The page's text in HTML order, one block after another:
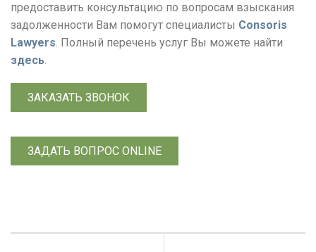
предоставить консультацию по вопросам взыскания
задолженности Вам помогут специалисты Consoris
Lawyers. Полный перечень услуг Вы можете найти
здесь.
ЗАКАЗАТЬ ЗВОНОК
ЗАДАТЬ ВОПРОС ONLINE